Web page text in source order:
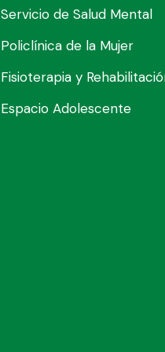
Servicio de Salud Mental
Policlínica de la Mujer
Fisioterapia y
Espacio Adolescente